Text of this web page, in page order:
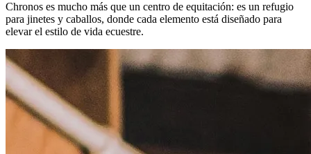
Chronos es mucho más que un centro de equitación: es un refugio
para jinetes y caballos, donde cada elemento está diseñado para
elevar el estilo de vida ecuestre.